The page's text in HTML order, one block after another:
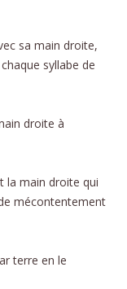
sa main droite,
syllabe de
droite à
la main droite qui
mécontentement
terre en le